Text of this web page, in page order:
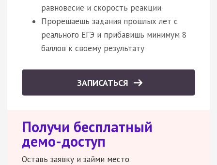
равновесие и скорость реакции
Прорешаешь задания прошлых лет с
реального ЕГЭ и прибавишь минимум 8
баллов к своему результату
ЗАПИСАТЬСЯ
Получи бесплатный
демо-доступ
Оставь заявку и займи место